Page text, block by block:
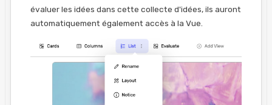
évaluer les idées dans cette collecte d'idées, ils auront
automatiquement également accès à la Vue.